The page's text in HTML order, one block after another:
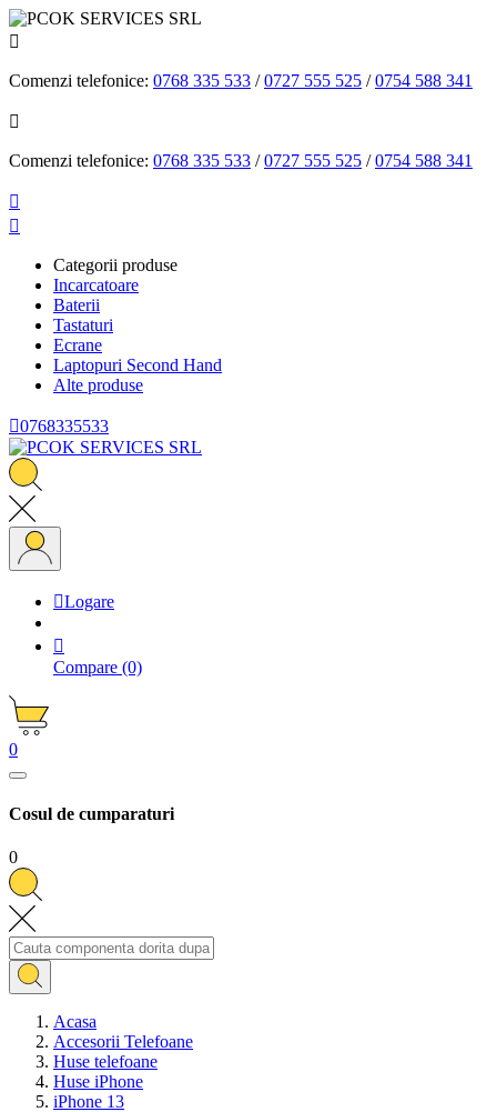

Comenzi telefonice: 0768 335 533 /0727 555 525 /0754 588 341

Comenzi telefonice: 0768 335 533 /0727 555 525 /0754 588 341


Categorii produse
Incarcatoare
Baterii
Tastaturi
Ecrane
Laptopuri Second Hand
Alte produse
0768335533
Logare

Compare (0)
0
Cosul de cumparaturi
0
Acasa
Accesorii Telefoane
Huse telefoane
Huse iPhone
iPhone 13